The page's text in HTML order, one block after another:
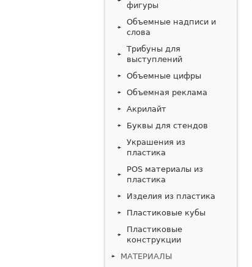
фигуры
Объемные надписи и
слова
Трибуны для
выступлений
Объемные цифры
Объемная реклама
Акрилайт
Буквы для стендов
Украшения из
пластика
POS материалы из
пластика
Изделия из пластика
Пластиковые кубы
Пластиковые
конструкции
МАТЕРИАЛЫ